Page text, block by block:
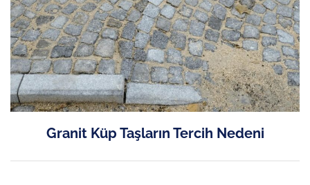
Granit Küp Taşların Tercih Nedeni